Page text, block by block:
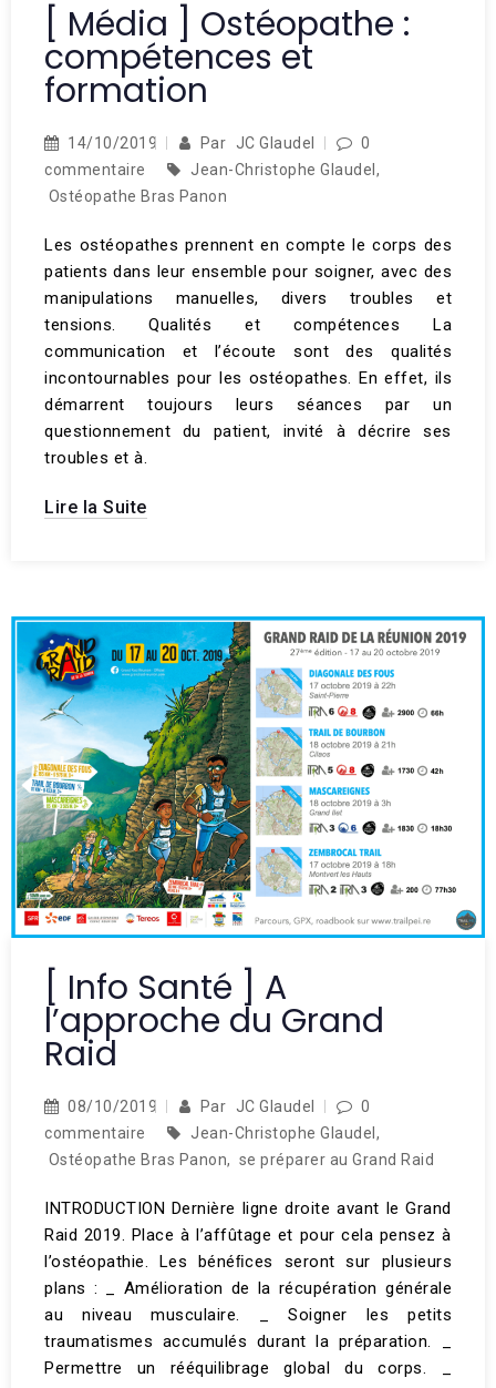
[ Média ] Ostéopathe :
compétences et
formation
14/10/2019 Par JC Glaudel
0
commentaire
Jean-Christophe Glaudel ,
Ostéopathe Bras Panon
Les ostéopathes prennent en compte le corps des
patients dans leur ensemble pour soigner, avec des
manipulations manuelles, divers troubles et
tensions. Qualités et compétences La
communication et l’écoute sont des qualités
incontournables pour les ostéopathes. En effet, ils
démarrent toujours leurs séances par un
questionnement du patient, invité à décrire ses
troubles et à.
Lire la Suite
[ Info Santé ] A
l’approche du Grand
Raid
08/10/2019 Par JC Glaudel
0
commentaire
Jean-Christophe Glaudel ,
Ostéopathe Bras Panon, se préparer au Grand Raid
INTRODUCTION Dernière ligne droite avant le Grand
Raid 2019. Place à l’affûtage et pour cela pensez à
l’ostéopathie. Les bénéﬁces seront sur plusieurs
plans : _ Amélioration de la récupération générale
au niveau musculaire. _ Soigner les petits
traumatismes accumulés durant la préparation. _
Permettre un rééquilibrage global du corps. _